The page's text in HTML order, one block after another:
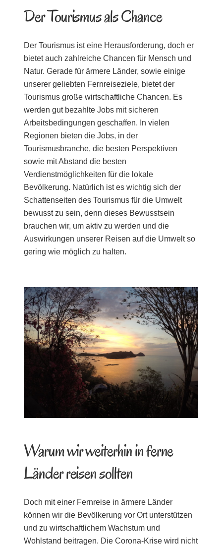
Der Tourismus als Chance
Der Tourismus ist eine Herausforderung, doch er
bietet auch zahlreiche Chancen für Mensch und
Natur. Gerade für ärmere Länder, sowie einige
unserer geliebten Fernreiseziele, bietet der
Tourismus große wirtschaftliche Chancen. Es
werden gut bezahlte Jobs mit sicheren
Arbeitsbedingungen geschaffen. In vielen
Regionen bieten die Jobs, in der
Tourismusbranche, die besten Perspektiven
sowie mit Abstand die besten
Verdienstmöglichkeiten für die lokale
Bevölkerung. Natürlich ist es wichtig sich der
Schattenseiten des Tourismus für die Umwelt
bewusst zu sein, denn dieses Bewusstsein
brauchen wir, um aktiv zu werden und die
Auswirkungen unserer Reisen auf die Umwelt so
gering wie möglich zu halten.
Warum wir weiterhin in ferne
Länder reisen sollten
Doch mit einer Fernreise in ärmere Länder
können wir die Bevölkerung vor Ort unterstützen
und zu wirtschaftlichem Wachstum und
Wohlstand beitragen. Die Corona-Krise wird nicht